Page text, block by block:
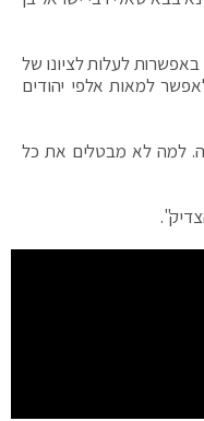
לעלות לציונו של
למאות אלפי יהודים
למה לא מבטלים את כל